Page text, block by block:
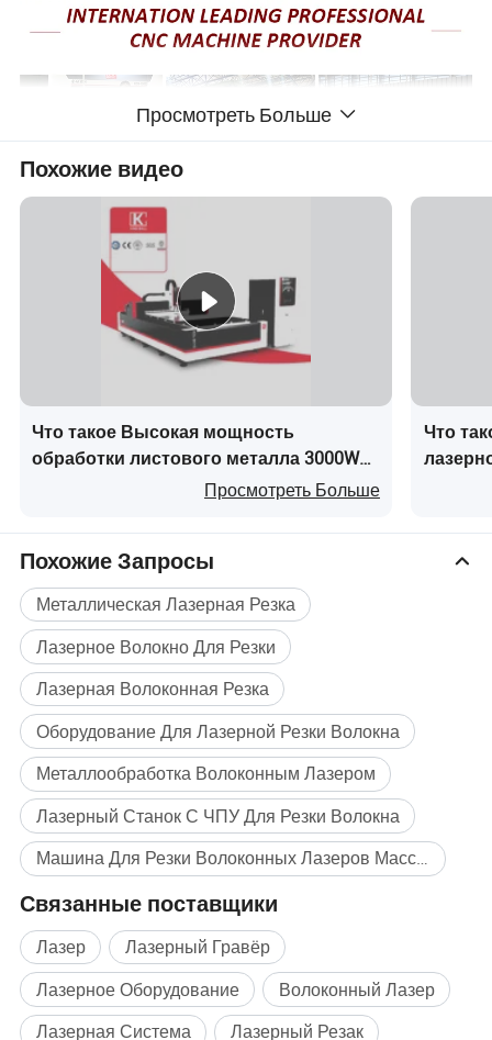
Просмотреть Больше
Похожие видео
Что такое Высокая мощность
обработки листового металла 3000W
6000W 8000W 12kw Станок для
Просмотреть Больше
Что
Похожие Запросы
Металлическая Лазерная Резка
Лазерное Волокно Для Резки
Лазерная Волоконная Резка
Оборудование Для Лазерной Резки Волокна
Металлообработка Волоконным Лазером
Лазерный Станок С ЧПУ Для Резки Волокна
Машина Для Резки Волоконных Лазеров Массовая покупка
Связанные поставщики
Лазер
Лазерный Гравёр
Лазерное Оборудование
Волоконный Лазер
Лазерная Система
Лазерный Резак